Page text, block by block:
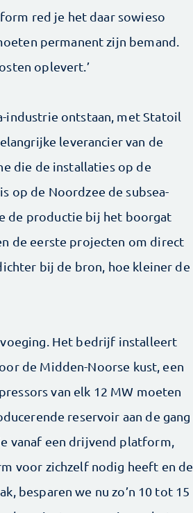
red je het daar sowieso
permanent zijn bemand.
oplevert.’
industrie ontstaan, met Statoil
leverancier van de
die de installaties op de
op de Noordzee de subsea-
de productie bij het boorgat
de eerste projecten om direct
bij de bron, hoe kleiner de
Het bedrijf installeert
de Midden-Noorse kust, een
van elk 12 MW moeten
reservoir aan de gang
vanaf een drijvend platform,
voor zichzelf nodig heeft en de
besparen we nu zo’n 10 tot 15